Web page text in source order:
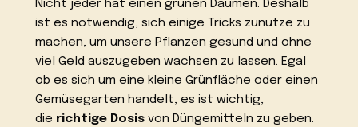
Nicht jeder hat einen grünen Daumen. Deshalb
ist es notwendig, sich einige Tricks zunutze zu
machen, um unsere Pflanzen gesund und ohne
viel Geld auszugeben wachsen zu lassen. Egal
ob es sich um eine kleine Grünfläche oder einen
Gemüsegarten handelt, es ist wichtig,
die richtige Dosis von Düngemitteln zu geben.